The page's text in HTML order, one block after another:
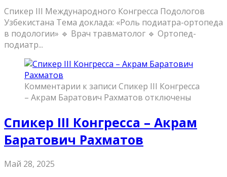
Спикер III Международного Конгресса Подологов
Узбекистана Тема доклада: «Роль подиатра-ортопеда
в подологии» 🔹 Врач травматолог 🔹 Ортопед-
подиатр...
Комментарии к записи Спикер III Конгресса
– Акрам Баратович Рахматов отключены
Спикер III Конгресса – Акрам
Баратович Рахматов
Май 28, 2025